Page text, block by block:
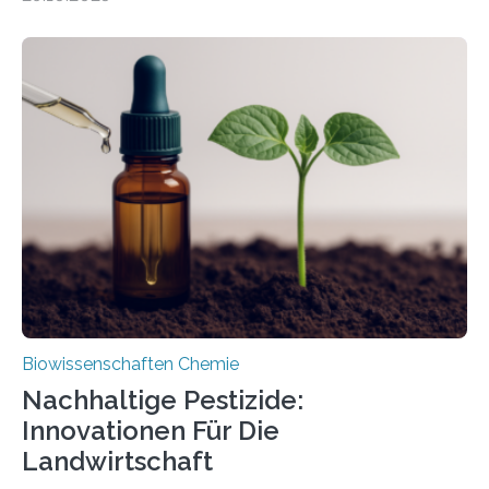
Forschende die bisher älteste bekannte Stechmücken-
Region Kachin in Myanmar und hat sich in
ausgezeichnetem Zustand erhalten. Es konnte als neue
Art einer neuen Gattung beschrieben werden und trägt
nun den Namen Cretosabethes primaevus. Dieser erste
fossile Nachweis einer Stechmückenlarve in Bernstein
stellt gleichzeitig den ersten Fossilfund einer
Mückenlarve aus dem Mesozoikum dar, denn…
Biowissenschaften Chemie
Nachhaltige Pestizide:
Innovationen Für Die
Landwirtschaft